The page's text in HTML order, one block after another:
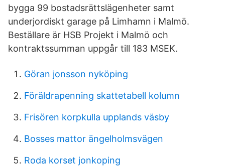
bygga 99 bostadsrättslägenheter samt
underjordiskt garage på Limhamn i Malmö.
Beställare är HSB Projekt i Malmö och
kontraktssumman uppgår till 183 MSEK.
Göran jonsson nyköping
Föräldrapenning skattetabell kolumn
Frisören korpkulla upplands väsby
Bosses mattor ängelholmsvägen
Roda korset jonkoping